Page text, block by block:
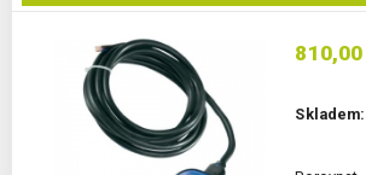
810,00
Skladem: